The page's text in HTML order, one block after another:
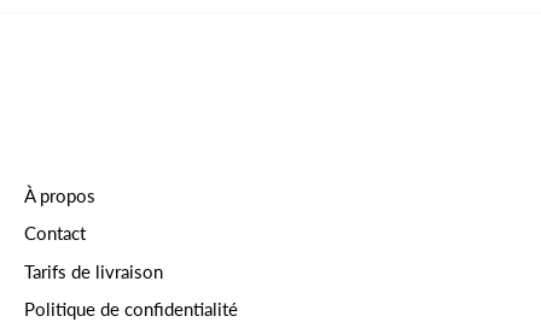
À propos
Contact
Tarifs de livraison
Politique de confidentialité